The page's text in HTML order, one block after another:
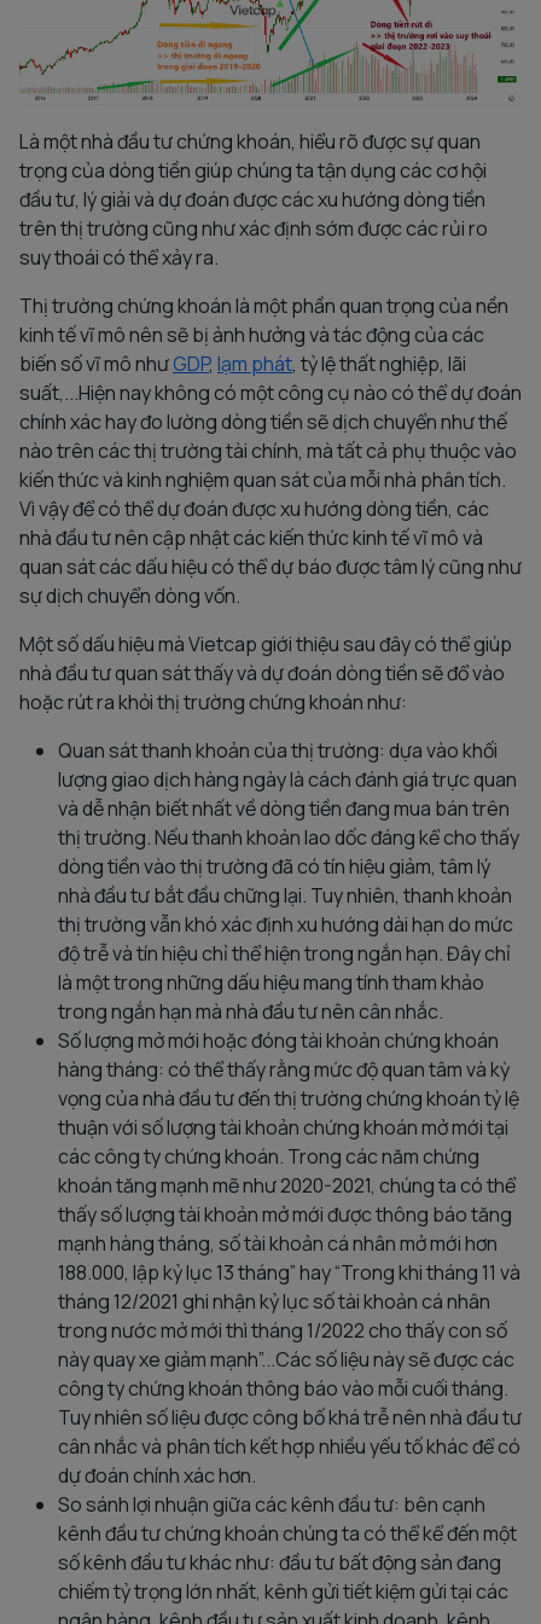
Là một nhà đầu tư chứng khoán, hiểu rõ được sự quan
trọng của dòng tiền giúp chúng ta tận dụng các cơ hội
đầu tư, lý giải và dự đoán được các xu hướng dòng tiền
trên thị trường cũng như xác định sớm được các rủi ro
suy thoái có thể xảy ra.
Thị trường chứng khoán là một phần quan trọng của nền
kinh tế vĩ mô nên sẽ bị ảnh hưởng và tác động của các
biến số vĩ mô nhưGDP, lạm phát, tỷ lệ thất nghiệp, lãi
suất,...Hiện nay không có một công cụ nào có thể dự đoán
chính xác hay đo lường dòng tiền sẽ dịch chuyển như thế
nào trên các thị trường tài chính, mà tất cả phụ thuộc vào
kiến thức và kinh nghiệm quan sát của mỗi nhà phân tích.
Vì vậy để có thể dự đoán được xu hướng dòng tiền, các
nhà đầu tư nên cập nhật các kiến thức kinh tế vĩ mô và
quan sát các dấu hiệu có thể dự báo được tâm lý cũng như
sự dịch chuyển dòng vốn.
Một số dấu hiệu mà Vietcap giới thiệu sau đây có thể giúp
nhà đầu tư quan sát thấy và dự đoán dòng tiền sẽ đổ vào
hoặc rút ra khỏi thị trường chứng khoán như:
Quan sát thanh khoản của thị trường: dựa vào khối
lượng giao dịch hàng ngày là cách đánh giá trực quan
và dễ nhận biết nhất về dòng tiền đang mua bán trên
thị trường. Nếu thanh khoản lao dốc đáng kể cho thấy
dòng tiền vào thị trường đã có tín hiệu giảm, tâm lý
nhà đầu tư bắt đầu chững lại. Tuy nhiên, thanh khoản
thị trường vẫn khó xác định xu hướng dài hạn do mức
độ trễ và tín hiệu chỉ thể hiện trong ngắn hạn. Đây chỉ
là một trong những dấu hiệu mang tính tham khảo
trong ngắn hạn mà nhà đầu tư nên cân nhắc.
Số lượng mở mới hoặc đóng tài khoản chứng khoán
hàng tháng: có thể thấy rằng mức độ quan tâm và kỳ
vọng của nhà đầu tư đến thị trường chứng khoán tỷ lệ
thuận với số lượng tài khoản chứng khoán mở mới tại
các công ty chứng khoán. Trong các năm chứng
khoán tăng mạnh mẽ như 2020-2021, chúng ta có thể
thấy số lượng tài khoản mở mới được thông báo tăng
mạnh hàng tháng, số tài khoản cá nhân mở mới hơn
188.000, lập kỷ lục 13 tháng” hay “Trong khi tháng 11 và
tháng 12/2021 ghi nhận kỷ lục số tài khoản cá nhân
trong nước mở mới thì tháng 1/2022 cho thấy con số
này quay xe giảm mạnh”...Các số liệu này sẽ được các
công ty chứng khoán thông báo vào mỗi cuối tháng.
Tuy nhiên số liệu được công bố khá trễ nên nhà đầu tư
cân nhắc và phân tích kết hợp nhiều yếu tố khác để có
dự đoán chính xác hơn.
So sánh lợi nhuận giữa các kênh đầu tư: bên cạnh
kênh đầu tư chứng khoán chúng ta có thể kể đến một
số kênh đầu tư khác như: đầu tư bất động sản đang
chiếm tỷ trọng lớn nhất, kênh gửi tiết kiệm gửi tại các